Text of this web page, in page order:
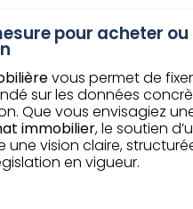
pour acheter ou
vous permet de
sur les données
Que vous envisagiez
immobilier, le soutien
une vision claire,
en vigueur.